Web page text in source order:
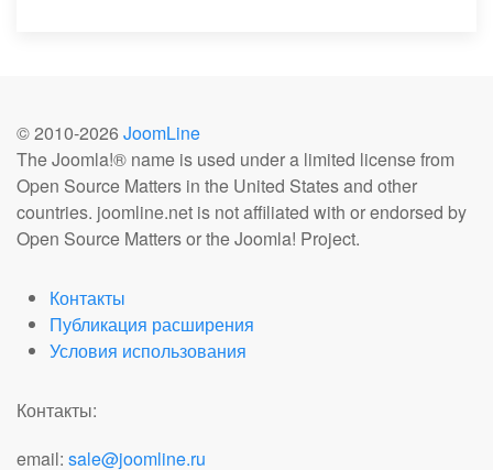
© 2010-2026 JoomLine
The Joomla!® name is used under a limited license from
Open Source Matters in the United States and other
countries. joomline.net is not affiliated with or endorsed by
Open Source Matters or the Joomla! Project.
Контакты
Публикация расширения
Условия использования
Контакты:
email: sale@joomline.ru